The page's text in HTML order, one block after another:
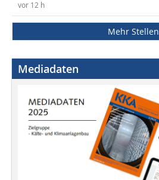
vor 12 h
Mehr Stellen
Mediadaten